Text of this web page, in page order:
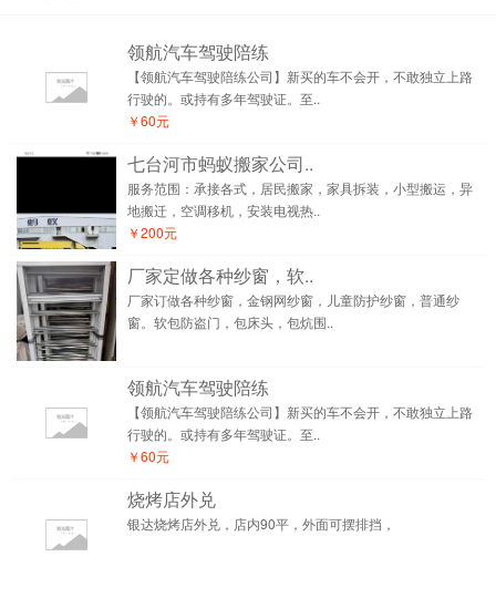
领航汽车驾驶陪练
【领航汽车驾驶陪练公司】新买的车不会开，不敢独立上路
行驶的。或持有多年驾驶证。至..
￥60元
七台河市蚂蚁搬家公司..
服务范围：承接各式，居民搬家，家具拆装，小型搬运，异
地搬迁，空调移机，安装电视热..
￥200元
厂家定做各种纱窗，软..
厂家订做各种纱窗，金钢网纱窗，儿童防护纱窗，普通纱
窗。软包防盗门，包床头，包炕围..
领航汽车驾驶陪练
【领航汽车驾驶陪练公司】新买的车不会开，不敢独立上路
行驶的。或持有多年驾驶证。至..
￥60元
烧烤店外兑
银达烧烤店外兑，店内90平，外面可摆排挡，